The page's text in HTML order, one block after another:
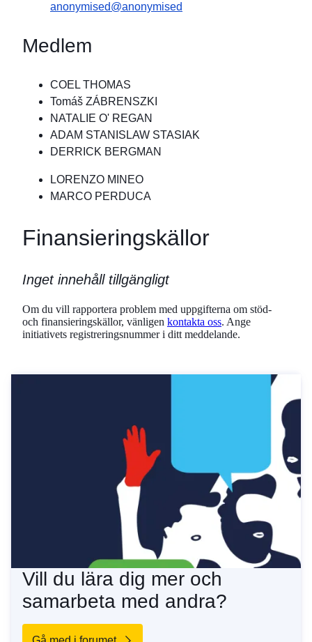
anonymised@anonymised
Medlem
COEL THOMAS
Tomáš ZÁBRENSZKI
NATALIE O' REGAN
ADAM STANISLAW STASIAK
DERRICK BERGMAN
LORENZO MINEO
MARCO PERDUCA
Finansieringskällor
Inget innehåll tillgängligt
Om du vill rapportera problem med uppgifterna om stöd-
och finansieringskällor, vänligen kontakta oss. Ange
initiativets registreringsnummer i ditt meddelande.
Vill du lära dig mer och
samarbeta med andra?